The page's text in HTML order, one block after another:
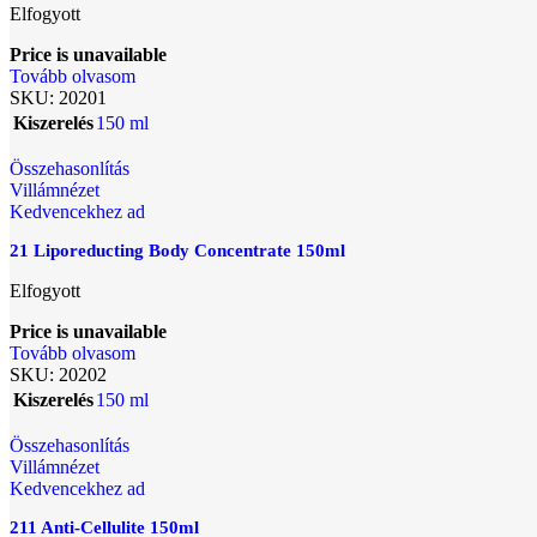
Elfogyott
Price is unavailable
Tovább olvasom
SKU: 20201
Kiszerelés150 ml
Összehasonlítás
Villámnézet
Kedvencekhez ad
21 Liporeducting Body Concentrate 150ml
Elfogyott
Price is unavailable
Tovább olvasom
SKU: 20202
Kiszerelés150 ml
Összehasonlítás
Villámnézet
Kedvencekhez ad
211 Anti-Cellulite 150ml